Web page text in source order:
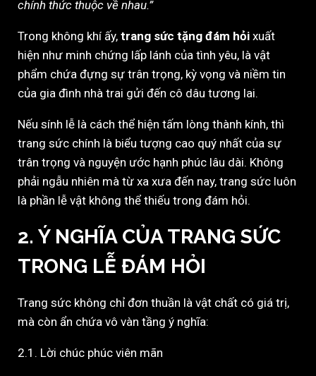
chính thức thuộc về nhau.”
Trong không khí ấy, trang sức tặng đám hỏi xuất
hiện như minh chứng lấp lánh của tình yêu, là vật
phẩm chứa đựng sự trân trọng, kỳ vọng và niềm tin
của gia đình nhà trai gửi đến cô dâu tương lai.
Nếu sính lễ là cách thể hiện tấm lòng thành kính, thì
trang sức chính là biểu tượng cao quý nhất của sự
trân trọng và nguyện ước hạnh phúc lâu dài. Không
phải ngẫu nhiên mà từ xa xưa đến nay, trang sức luôn
là phần lễ vật không thể thiếu trong đám hỏi.
2. Ý NGHĨA CỦA TRANG SỨC
TRONG LỄ ĐÁM HỎI
Trang sức không chỉ đơn thuần là vật chất có giá trị,
mà còn ẩn chứa vô vàn tầng ý nghĩa:
2.1. Lời chúc phúc viên mãn